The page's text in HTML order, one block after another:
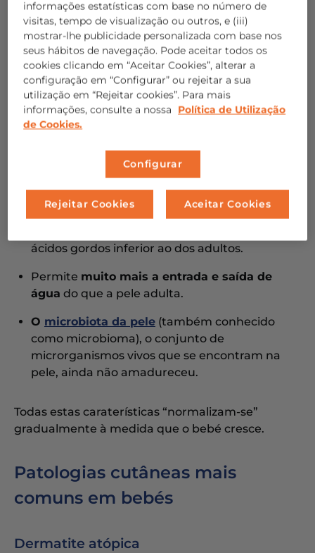
A sua capacidade de regular a temperatura
ainda não está bem desenvolvida , pelo que
são mais sensíveis às mudanças de
temperatura.
A produção de melanina é inferior à dos
adultose não atinge a quantidade de
melanina necessária para uma proteção
direta deve ser evitada.
, a produção de sebo é aumentada
devido à atividade hormonal recebida da mãe,
ácidos gordos inferior ao dos adultos.
Permite muito mais a entrada e saída de
água do que a pele adulta.
O microbiota da pele (também conhecido
como microbioma), o conjunto de
microrganismos vivos que se encontram na
pele, ainda não amadureceu.
Todas estas caraterísticas “normalizam-se”
gradualmente à medida que o bebé cresce.
Patologias cutâneas mais
comuns em bebés
Dermatite atópica
informações estatísticas com base no número de
visitas, tempo de visualização ou outros, e (iii)
mostrar-lhe publicidade personalizada com base nos
seus hábitos de navegação. Pode aceitar todos os
cookies clicando em “Aceitar Cookies”, alterar a
configuração em “Configurar” ou rejeitar a sua
utilização em “Rejeitar cookies”. Para mais
informações, consulte a nossa
Política de Utilização
de Cookies.
Configurar
Rejeitar Cookies Aceitar Cookies